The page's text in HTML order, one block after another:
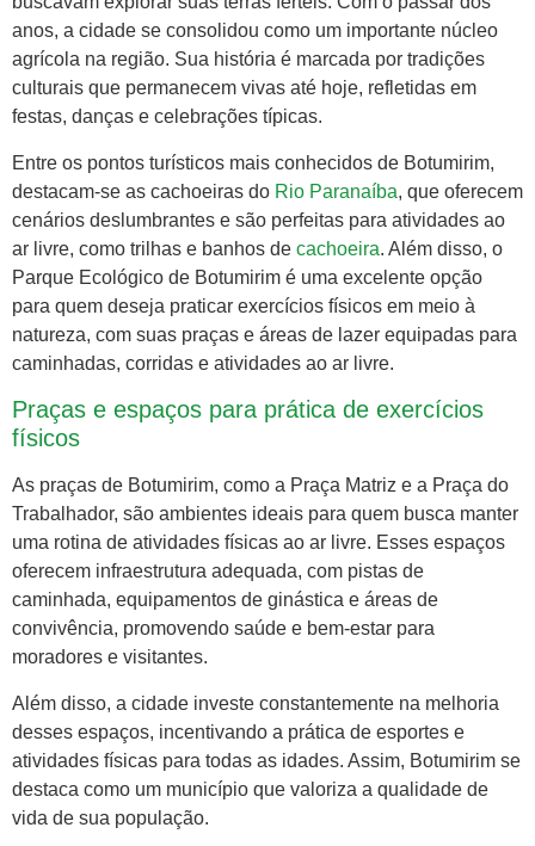
anos, a cidade se consolidou como um importante núcleo
agrícola na região. Sua história é marcada por tradições
culturais que permanecem vivas até hoje, refletidas em
festas, danças e celebrações típicas.
Entre os pontos turísticos mais conhecidos de Botumirim,
destacam-se as cachoeiras do Rio Paranaíba, que oferecem
cenários deslumbrantes e são perfeitas para atividades ao
ar livre, como trilhas e banhos de cachoeira. Além disso, o
Parque Ecológico de Botumirim é uma excelente opção
para quem deseja praticar exercícios físicos em meio à
natureza, com suas praças e áreas de lazer equipadas para
caminhadas, corridas e atividades ao ar livre.
Praças e espaços para prática de exercícios
físicos
As praças de Botumirim, como a Praça Matriz e a Praça do
Trabalhador, são ambientes ideais para quem busca manter
uma rotina de atividades físicas ao ar livre. Esses espaços
oferecem infraestrutura adequada, com pistas de
caminhada, equipamentos de ginástica e áreas de
convivência, promovendo saúde e bem-estar para
moradores e visitantes.
Além disso, a cidade investe constantemente na melhoria
desses espaços, incentivando a prática de esportes e
atividades físicas para todas as idades. Assim, Botumirim se
destaca como um município que valoriza a qualidade de
vida de sua população.